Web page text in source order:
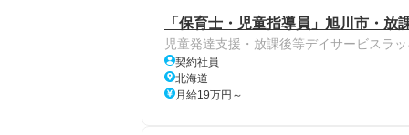
「保育士・児童指導員」旭川市・放
児童発達支援・放課後等デイサービスラ
契約社員
北海道
月給19万円～